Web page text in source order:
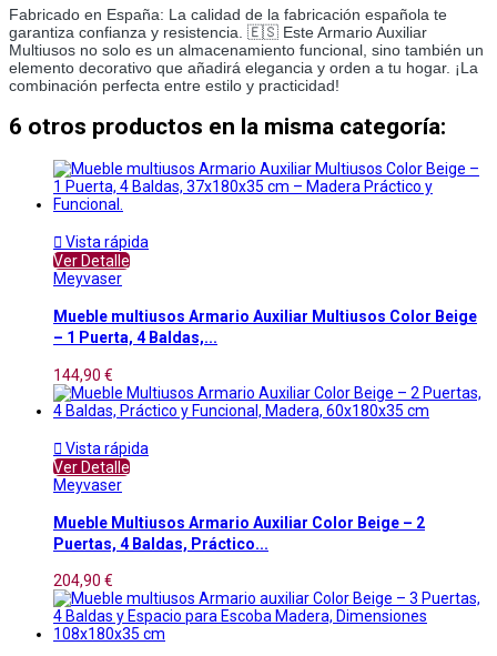
Fabricado en España: La calidad de la fabricación española te
garantiza confianza y resistencia. 🇪🇸 Este Armario Auxiliar
Multiusos no solo es un almacenamiento funcional, sino también un
elemento decorativo que añadirá elegancia y orden a tu hogar. ¡La
combinación perfecta entre estilo y practicidad!
6 otros productos en la misma categoría:
 Vista rápida
Ver Detalle
Meyvaser
Mueble multiusos Armario Auxiliar Multiusos Color Beige
– 1 Puerta, 4 Baldas,...
144,90 €
 Vista rápida
Ver Detalle
Meyvaser
Mueble Multiusos Armario Auxiliar Color Beige – 2
Puertas, 4 Baldas, Práctico...
204,90 €